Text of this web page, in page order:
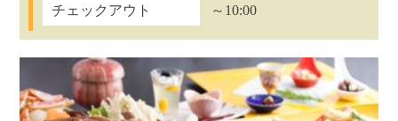
チェックアウト ～10:00